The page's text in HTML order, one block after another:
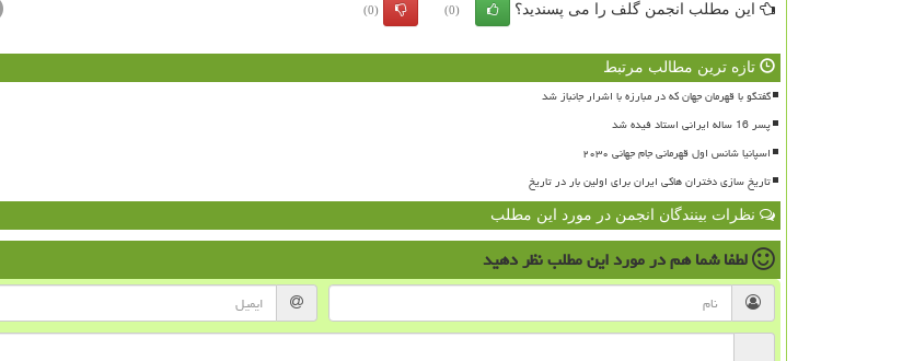
این مطلب انجمن گلف را می پسندید؟ (0)
(0)
تازه ترین مطالب مرتبط
گفتگو با قهرمان جهان که در مبارزه با اشرار جانباز شد
پسر 16 ساله ایرانی استاد فیده شد
اسپانیا شانس اول قهرمانی جام جهانی ۲۰۳۰
تاریخ سازی دختران هاکی ایران برای اولین بار در تاریخ
نظرات بینندگان انجمن در مورد این مطلب
لطفا شما همدر مورد این مطلبنظر دهید